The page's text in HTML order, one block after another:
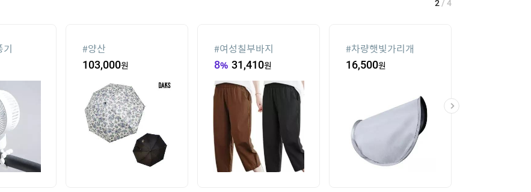
기 #양산
103,000원
#여성칠부바지
8% 31,410원
#차량햇빛가리개
16,500원
2 / 4